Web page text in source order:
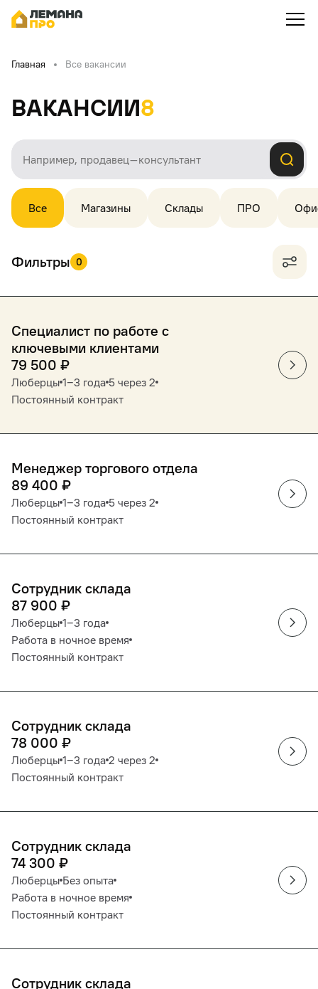
Главная Все вакансии
Вакансии8
Все Магазины Склады ПРО
Фильтры 0
Специалист по работе с
ключевыми клиентами
79 500 ₽
Люберцы 1‒3 года 5 через 2
Постоянный контракт
Менеджер торгового отдела
89 400 ₽
Люберцы 1‒3 года 5 через 2
Постоянный контракт
Сотрудник склада
87 900 ₽
Люберцы 1‒3 года
Работа в ночное время
Постоянный контракт
Сотрудник склада
78 000 ₽
Люберцы 1‒3 года 2 через 2
Постоянный контракт
Сотрудник склада
74 300 ₽
Люберцы Без опыта
Работа в ночное время
Постоянный контракт
Сотрудник склада